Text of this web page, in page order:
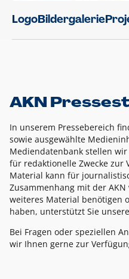
LogoBildergalerie
AKN
In unserem Pressebereich
sowie ausgewählte
Mediendatenbank stellen wir
für redaktionelle Zwecke zur
Material kann für
Zusammenhang mit der
weiteres Material benötigen
haben, unterstützt Sie
Bei Fragen oder speziellen
wir Ihnen gerne zur